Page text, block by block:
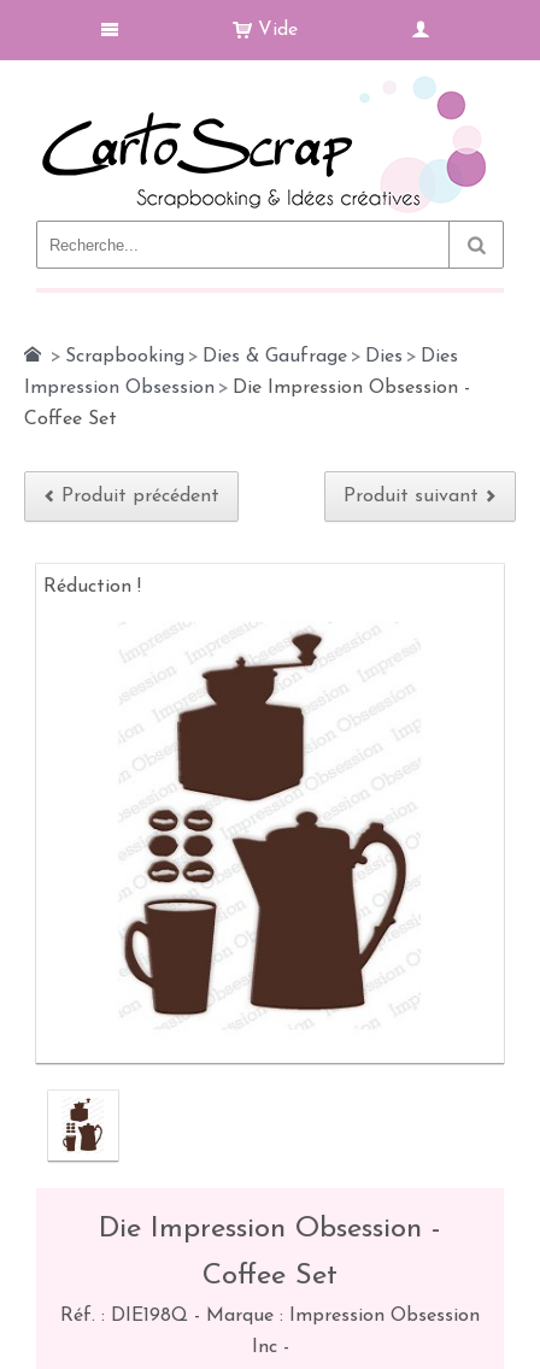
Vide
> Scrapbooking > Dies & Gaufrage > Dies > Dies
Impression Obsession > Die Impression Obsession -
Coffee Set
Produit précédent Produit suivant
Réduction !
Die Impression Obsession -
Coffee Set
Réf. : DIE198Q - Marque : Impression Obsession
Inc -